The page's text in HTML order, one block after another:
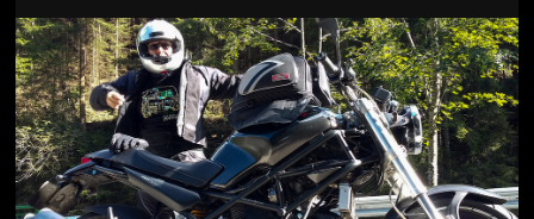
Jön még kép!